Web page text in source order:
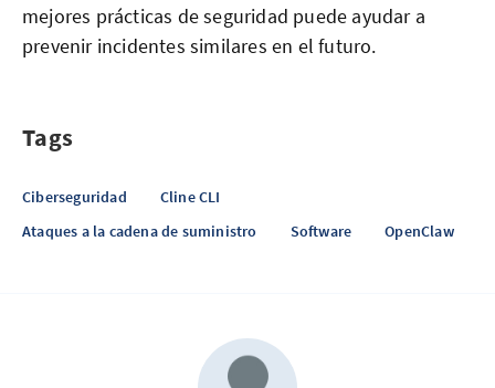
mejores prácticas de seguridad puede ayudar a
prevenir incidentes similares en el futuro.
Tags
Ciberseguridad
Cline CLI
Ataques a la cadena de suministro
Software OpenClaw